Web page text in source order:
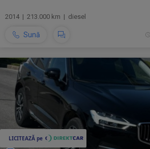
2014 | 213.000 km | diesel
Sună